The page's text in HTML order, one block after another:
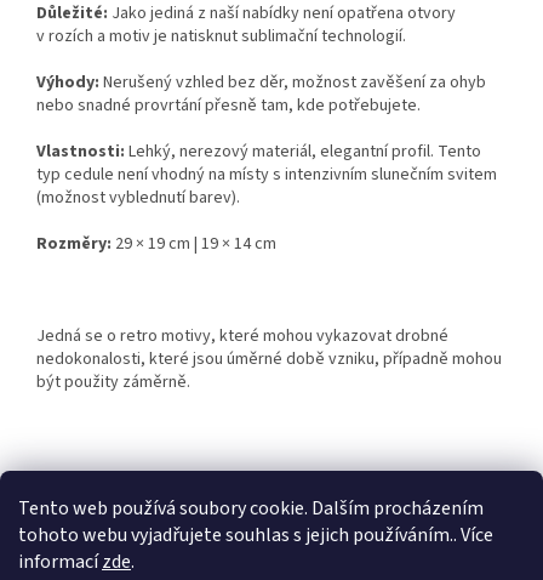
Tento web používá soubory cookie. Dalším procházením
tohoto webu vyjadřujete souhlas s jejich používáním.. Více
informacízde.
Důležité: Jako jediná z naší nabídky není opatřena otvory
v rozích a motiv je natisknut sublimační technologií.
Výhody: Nerušený vzhled bez děr, možnost zavěšení za ohyb
nebo snadné provrtání přesně tam, kde potřebujete.
Vlastnosti: Lehký, nerezový materiál, elegantní profil. Tento
typ cedule není vhodný na místy s intenzivním slunečním svitem
(možnost vyblednutí barev).
Rozměry: 29 × 19 cm | 19 × 14 cm
Jedná se o retro motivy, které mohou vykazovat drobné
nedokonalosti, které jsou úměrné době vzniku, případně mohou
být použity záměrně.
Z
Retro-Darky.cz Krowki.cz